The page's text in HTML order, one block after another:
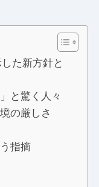
た新方針と
と驚く人々
の厳しさ
指摘